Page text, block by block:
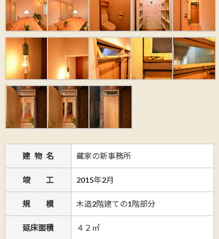
建 物 名 藏家の新事務所
竣 工 2015年2月
規 模 木造2階建ての1階部分
延床面積 ４２㎡